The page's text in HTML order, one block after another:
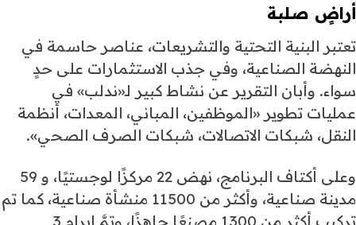
أراضٍ صلبة
تعتبر البنية التحتية والتشريعات، عناصر حاسمة في
النهضة الصناعية، وفي جذب الاستثمارات على حدٍ
سواء. وأبان التقرير عن نشاط كبير لـ«ندلب» في
عمليات تطوير «الموظفين، المباني، المعدات، أنظمة
النقل، شبكات الاتصالات، شبكات الصرف الصحي».
وعلى أكتاف البرنامج، نهض 22 مركزًا لوجستيًا، و 59
مدينة صناعية، وأكثر من 11500 منشأة صناعية، كما تم
تركيب أكثر من 1300 مصنعًا جاهزًا، وتمَّ إبرام 3